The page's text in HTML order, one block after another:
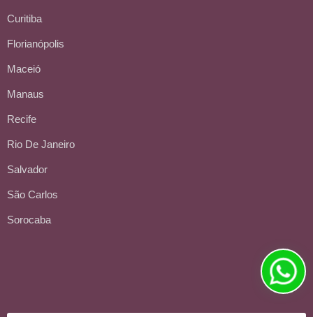
Curitiba
Florianópolis
Maceió
Manaus
Recife
Rio De Janeiro
Salvador
São Carlos
Sorocaba